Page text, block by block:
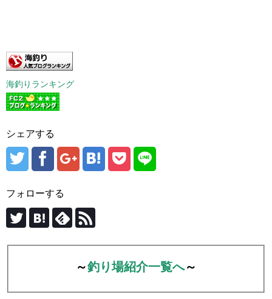
海釣りランキング
シェアする
フォローする
～釣り場紹介一覧へ～